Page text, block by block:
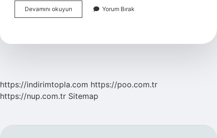
Devamını okuyun
Kaç
Yapilir
Yorum Bırak
https://indirimtopla.com https://poo.com.tr
https://nup.com.tr Sitemap